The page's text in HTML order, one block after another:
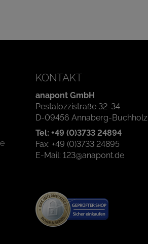
KONTAKT
anapont GmbH
Pestalozzistraße 32-34
D-09456 Annaberg-Buchholz
Tel: +49 (0)3733 24894
Fax: +49 (0)3733 24895
E-Mail: 123@anapont.de